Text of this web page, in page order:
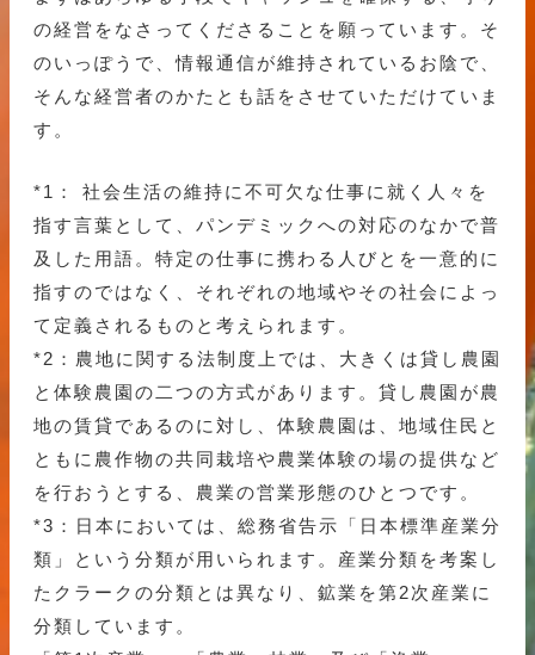
の経営をなさってくださることを願っています。そ
のいっぽうで、情報通信が維持されているお陰で、
そんな経営者のかたとも話をさせていただけていま
す。
*1： 社会生活の維持に不可欠な仕事に就く人々を
指す言葉として、パンデミックへの対応のなかで普
及した用語。特定の仕事に携わる人びとを一意的に
指すのではなく、それぞれの地域やその社会によっ
て定義されるものと考えられます。
*2：農地に関する法制度上では、大きくは貸し農園
と体験農園の二つの方式があります。貸し農園が農
地の賃貸であるのに対し、体験農園は、地域住民と
ともに農作物の共同栽培や農業体験の場の提供など
を行おうとする、農業の営業形態のひとつです。
*3：日本においては、総務省告示「日本標準産業分
類」という分類が用いられます。産業分類を考案し
たクラークの分類とは異なり、鉱業を第2次産業に
分類しています。